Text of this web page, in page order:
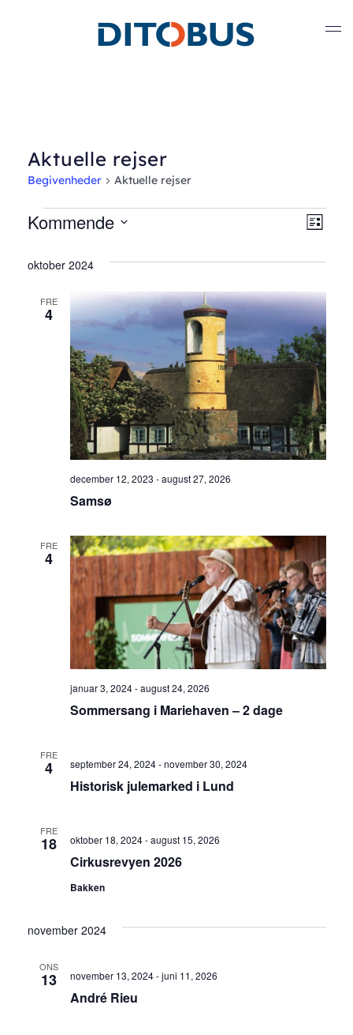
Gå til hovedindhold
Aktuelle rejser
Begivenheder Aktuelle rejser
Begivenheder
af
Liste
Kommende
dato.
oktober 2024
FRE
4
Samsø
december 12, 2023 -august 27, 2026
FRE
4
Sommersang i Mariehaven – 2 dage
januar 3, 2024-august 24, 2026
FRE
4
Historisk julemarked i Lund
september 24, 2024-november 30, 2024
FRE
18
Cirkusrevyen 2026
oktober 18, 2024-august 15, 2026
Bakken
november 2024
ONS
13
André Rieu
november 13, 2024-juni 11, 2026